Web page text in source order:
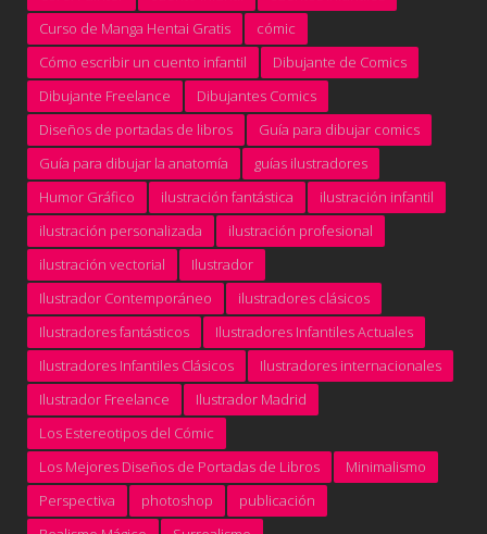
Curso de Manga Hentai Gratis
cómic
Cómo escribir un cuento infantil
Dibujante de Comics
Dibujante Freelance
Dibujantes Comics
Diseños de portadas de libros
Guía para dibujar comics
Guía para dibujar la anatomía
guías ilustradores
Humor Gráfico
ilustración fantástica
ilustración infantil
ilustración personalizada
ilustración profesional
ilustración vectorial
Ilustrador
Ilustrador Contemporáneo
ilustradores clásicos
Ilustradores fantásticos
Ilustradores Infantiles Actuales
Ilustradores Infantiles Clásicos
Ilustradores internacionales
Ilustrador Freelance
Ilustrador Madrid
Los Estereotipos del Cómic
Los Mejores Diseños de Portadas de Libros
Minimalismo
Perspectiva
photoshop
publicación